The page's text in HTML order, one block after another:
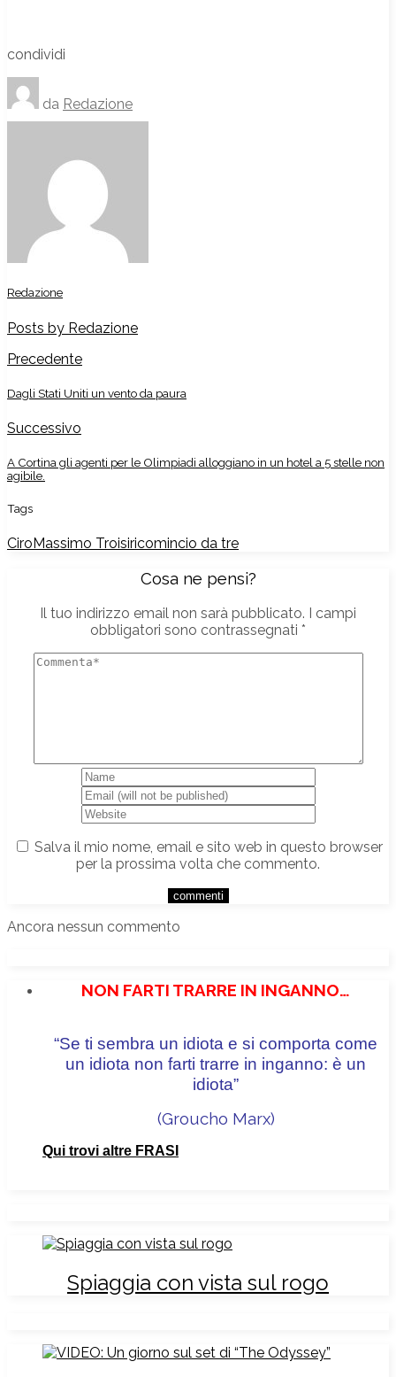
condividi
da Redazione
Redazione
Posts by Redazione
Precedente
Dagli Stati Uniti un vento da paura
Successivo
A Cortina gli agenti per le Olimpiadi alloggiano in un hotel a 5 stelle non
agibile.
Tags
Ciro Massimo Troisiricomincio da tre
Cosa ne pensi?
Il tuo indirizzo email non sarà pubblicato. I campi
obbligatori sono contrassegnati *
Salva il mio nome, email e sito web in questo browser
per la prossima volta che commento.
Ancora nessun commento
NON FARTI TRARRE IN INGANNO…
“Se ti sembra un idiota e si comporta come
un idiota non farti trarre in inganno: è un
idiota”
(Groucho Marx)
Qui trovi altre FRASI
Spiaggia con vista sul rogo